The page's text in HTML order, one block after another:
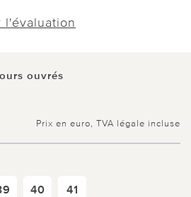
l'évaluation
ouvrés
Prix en euro, TVA légale incluse
40 41